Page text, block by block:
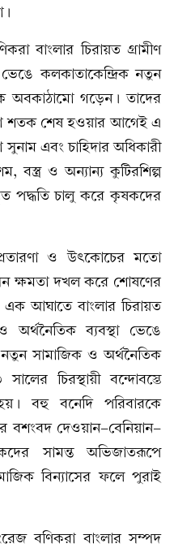
বাংলার চিরায়ত গ্রামীণ
কলকাতাকেন্দ্রিক নতুন
অবকাঠামো গড়েন। তাদের
শতক শেষ হওয়ার আগেই এ
এবং চাহিদার অধিকারী
বস্ত্র ও অন্যান্য কুটিরশিল্প
পদ্ধতি চালু করে কৃষকদের
ও উৎকোচের মতো
ক্ষমতা দখল করে শোষণের
আঘাতে বাংলার চিরায়ত
অর্থনৈতিক ব্যবস্থা ভেঙে
নতুন সামাজিক ও অর্থনৈতিক
চিরস্থায়ী বন্দোবস্তে
বহু বনেদি পরিবারকে
বশংবদ দেওয়ান-বেনিয়ান-
সামন্ত অভিজাতরূপে
বিন্যাসের ফলে পুরাই
বণিকরা বাংলার সম্পদ